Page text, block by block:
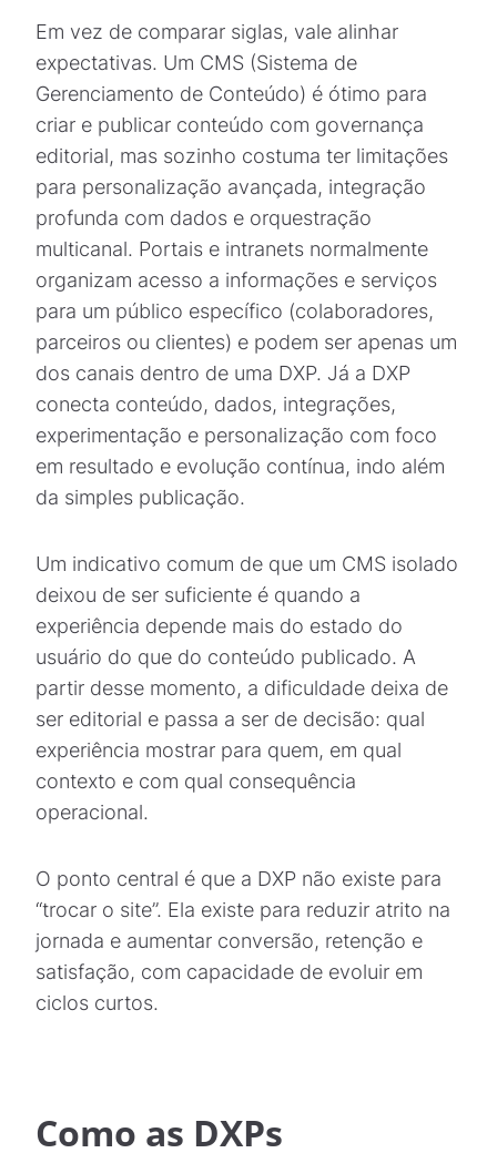
Em vez de comparar siglas, vale alinhar
expectativas. Um CMS (Sistema de
Gerenciamento de Conteúdo) é ótimo para
criar e publicar conteúdo com governança
editorial, mas sozinho costuma ter limitações
para personalização avançada, integração
profunda com dados e orquestração
multicanal. Portais e intranets normalmente
organizam acesso a informações e serviços
para um público específico (colaboradores,
parceiros ou clientes) e podem ser apenas um
dos canais dentro de uma DXP. Já a DXP
conecta conteúdo, dados, integrações,
experimentação e personalização com foco
em resultado e evolução contínua, indo além
da simples publicação.
Um indicativo comum de que um CMS isolado
deixou de ser suficiente é quando a
experiência depende mais do estado do
usuário do que do conteúdo publicado. A
partir desse momento, a dificuldade deixa de
ser editorial e passa a ser de decisão: qual
experiência mostrar para quem, em qual
contexto e com qual consequência
operacional.
O ponto central é que a DXP não existe para
“trocar o site”. Ela existe para reduzir atrito na
jornada e aumentar conversão, retenção e
satisfação, com capacidade de evoluir em
ciclos curtos.
Como as DXPs